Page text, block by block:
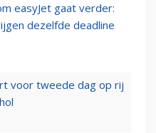
easyJet gaat verder:
dezelfde deadline
voor tweede dag op rij